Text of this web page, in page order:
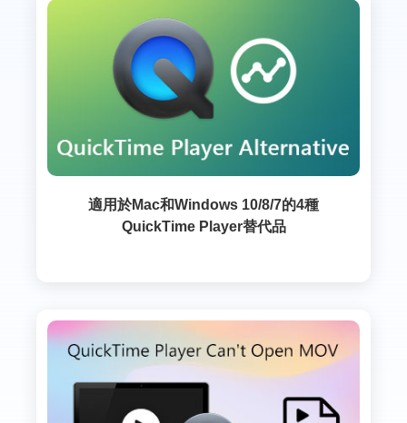
適用於Mac和Windows 10/8/7的4種
QuickTime Player替代品